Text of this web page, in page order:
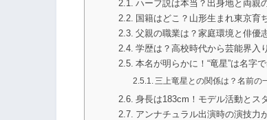
ハーフ説は本当？出身地と両親
国籍はどこ？山形生まれ東京育
父親の職業は？家庭環境と俳優
学歴は？高校時代から芸能界入
本名が明らかに！“竜星”は名字
三上竜星との関係は？名前の
身長は183cm！モデル活動とス
アンナチュラル出演時の演技力